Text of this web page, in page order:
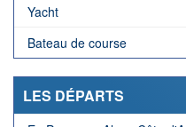
Yacht
Bateau de course
LES DÉPARTS